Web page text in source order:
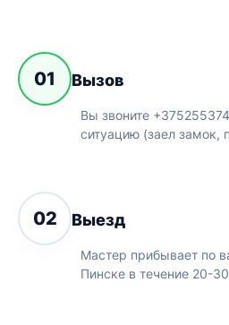
01 Вызов
Вы звоните
ситуацию (заел замок,
02 Выезд
Мастер прибывает по
Пинске в течение 20-